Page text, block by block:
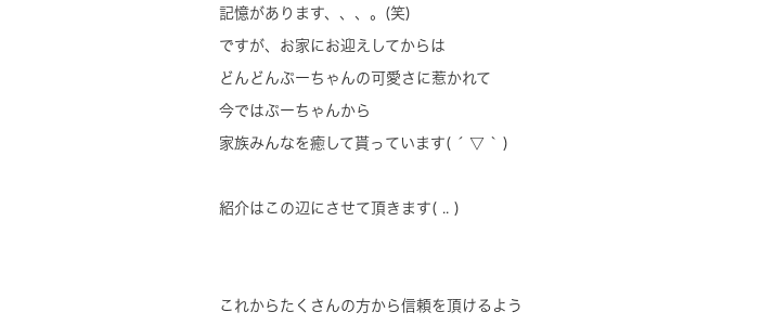
記憶があります、、、。(笑)
ですが、お家にお迎えしてからは
どんどんぷーちゃんの可愛さに惹かれて
今ではぷーちゃんから
家族みんなを癒して貰っています( ´ ▽ ` )
紹介はこの辺にさせて頂きます( .. )
これからたくさんの方から信頼を頂けるよう